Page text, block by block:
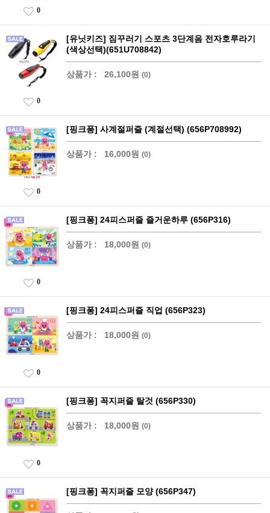
0
[유닛키즈] 짐꾸러기 스포츠 3단계음 전자호루라기
(색상선택)(651U708842)
상품가 : 26,100원 (0)
0
[핑크퐁] 사계절퍼즐 (계절선택) (656P708992)
상품가 : 16,000원 (0)
0
[핑크퐁] 24피스퍼즐 즐거운하루 (656P316)
상품가 : 18,000원 (0)
0
[핑크퐁] 24피스퍼즐 직업 (656P323)
상품가 : 18,000원 (0)
0
[핑크퐁] 꼭지퍼즐 탈것 (656P330)
상품가 : 18,000원 (0)
0
[핑크퐁] 꼭지퍼즐 모양 (656P347)